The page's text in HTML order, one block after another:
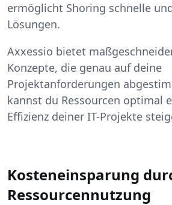
ermöglicht Shoring schnelle
Lösungen.
Axxessio bietet
Konzepte, die genau auf deine
Projektanforderungen
kannst du Ressourcen optimal
Effizienz deiner IT-Projekte
Kosteneinsparung
Ressourcennutzung